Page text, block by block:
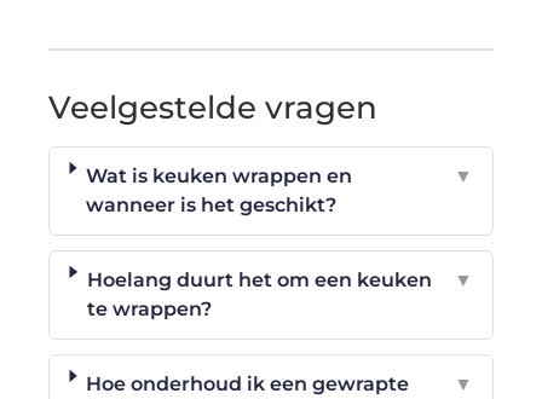
Veelgestelde vragen
Wat is keuken wrappen en
wanneer is het geschikt?
▼
Hoelang duurt het om een keuken
te wrappen?
▼
Hoe onderhoud ik een gewrapte
▼